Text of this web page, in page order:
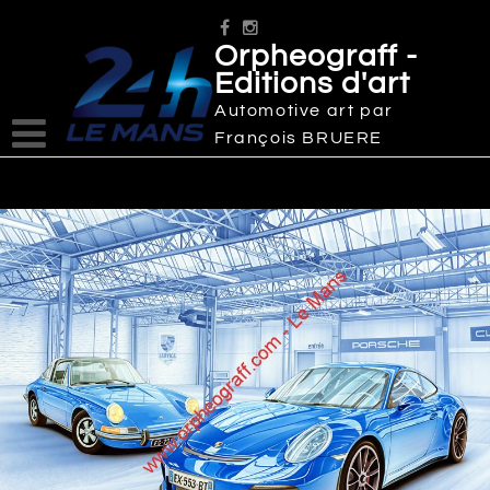
Orpheograff -
Editions d'art
Automotive art par
François BRUERE